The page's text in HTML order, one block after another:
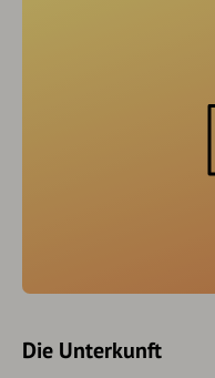
Die Unterkunft